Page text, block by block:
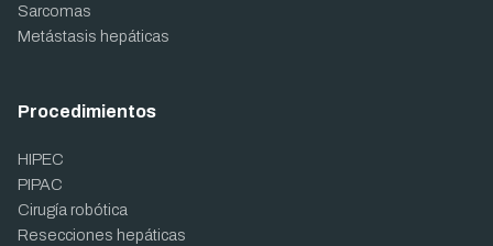
Sarcomas
Metástasis hepáticas
Procedimientos
HIPEC
PIPAC
Cirugía robótica
Resecciones hepáticas